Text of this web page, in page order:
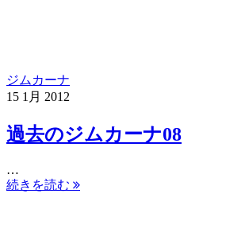
ジムカーナ
15 1月 2012
過去のジムカーナ08
…
続きを読む